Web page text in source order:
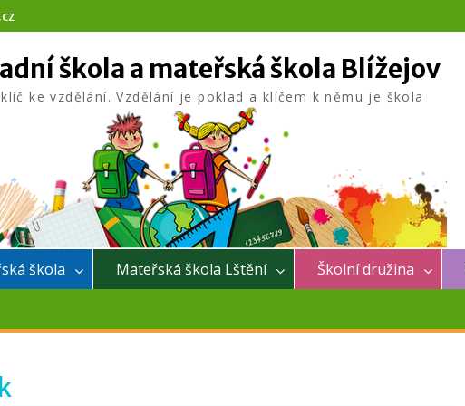
škola a mateřská škola Blížejov
ke vzdělání. Vzdělání je poklad a klíčem k němu je škola
škola Mateřská škola Lštění Školní družina